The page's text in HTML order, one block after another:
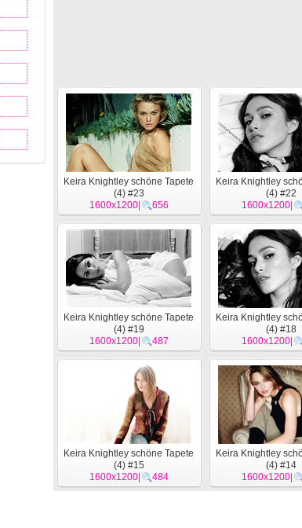
Keira Knightley schöne Tapete
(4) #23
1600x1200| 656
Keira Knightley
(4) #22
1600x1200|
Keira Knightley schöne Tapete
(4) #19
1600x1200| 487
Keira Knightley
(4) #18
1600x1200|
Keira Knightley schöne Tapete
(4) #15
1600x1200| 484
Keira Knightley
(4) #14
1600x1200|